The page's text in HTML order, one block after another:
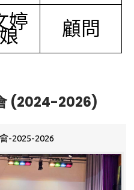
婷 顧問
(2024-2026)
-2025-2026